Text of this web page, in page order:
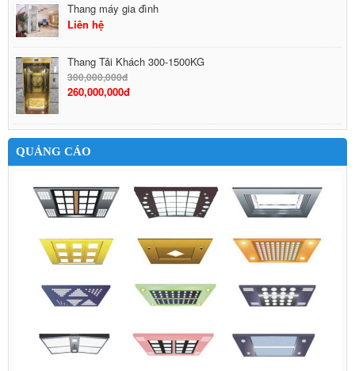
Thang máy gia đình
Liên hệ
Thang Tải Khách 300-1500KG
300,000,000đ
260,000,000đ
QUẢNG CÁO